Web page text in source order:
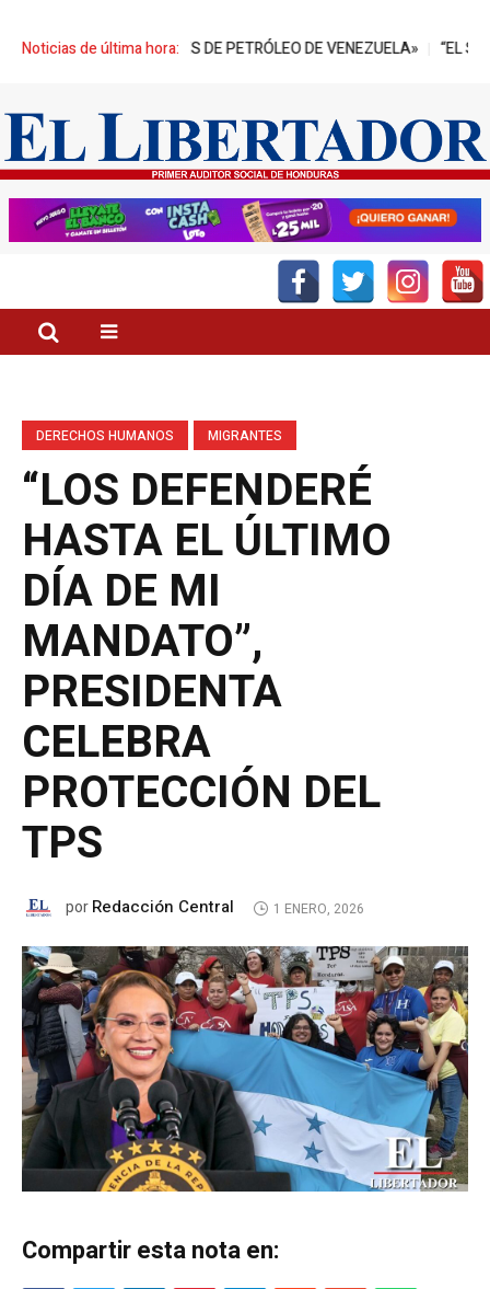
Noticias de última hora:
DE BARRILES DE PETRÓLEO DE VENEZUELA» “EL SECTOR
DERECHOS HUMANOS MIGRANTES
“LOS DEFENDERÉ
HASTA EL ÚLTIMO
DÍA DE MI
MANDATO”,
PRESIDENTA
CELEBRA
PROTECCIÓN DEL
TPS
porRedacción Central 1 ENERO, 2026
Compartir esta nota en: